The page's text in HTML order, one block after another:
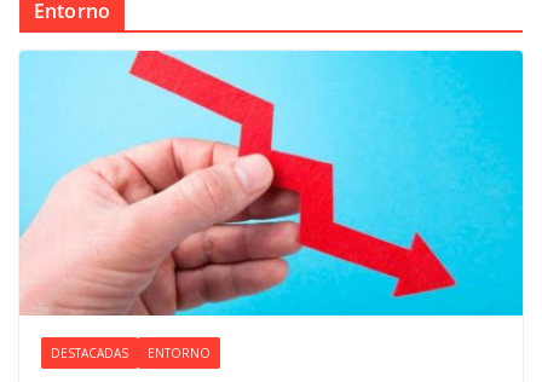
Entorno
DESTACADAS ENTORNO